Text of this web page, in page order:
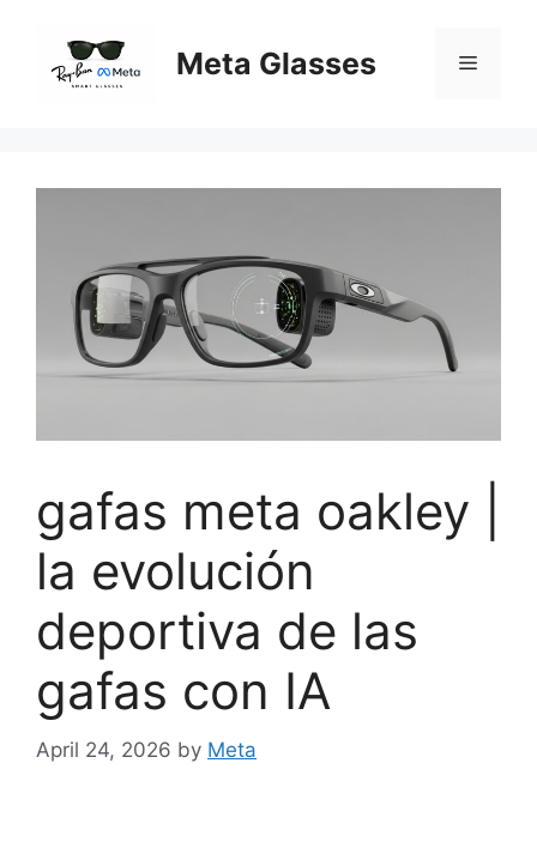
content
Meta Glasses Menu
gafas meta oakley |
la evolución
deportiva de las
gafas con IA
April 24, 2026 by Meta